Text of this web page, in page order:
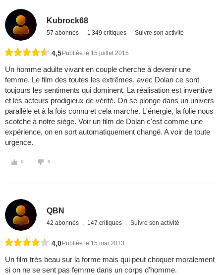
Kubrock68
57 abonnés 1 349 critiques Suivre son activité
4,5 Publiée le 15 juillet 2015
Un homme adulte vivant en couple cherche à devenir une
femme. Le film des toutes les extrêmes, avec Dolan ce sont
toujours les sentiments qui dominent. La réalisation est inventive
et les acteurs prodigieux de vérité. On se plonge dans un univers
parallèle et à la fois connu et cela marche. L'énergie, la folie nous
scotche à notre siège. Voir un film de Dolan c'est comme une
expérience, on en sort automatiquement changé. A voir de toute
urgence.
0 0
QBN
42 abonnés 147 critiques Suivre son activité
4,0 Publiée le 15 mai 2013
Un film très beau sur la forme mais qui peut choquer moralement
si on ne se sent pas femme dans un corps d'homme.